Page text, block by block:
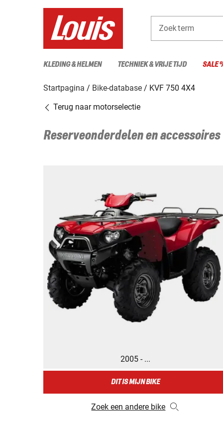
Zoekterm
KLEDING & HELMEN TECHNIEK & VRIJE TIJD SALE
Startpagina Bike-database
KVF 750 4X4
Terug naar motorselectie
Reserveonderdelen en
2005 - ...
DIT IS MIJN BIKE
Zoek een andere bike